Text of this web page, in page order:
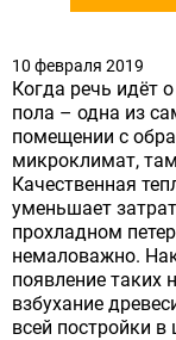
10 февраля 2019
Когда речь идёт
пола – одна из
помещении с
микроклимат,
Качественная
уменьшает
прохладном
немаловажно.
появление таких
взбухание
всей постройки в